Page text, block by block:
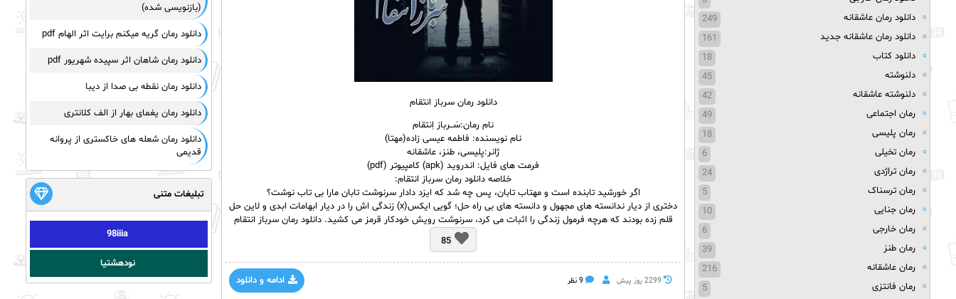
دانلود رمان سرباز انتقام
نام رمان:سَــرباز اِنتقام
نام نویسنده: فاطمه عیسی زاده(مهتا)
ژانر:پلیسی، طنز، عاشقانه
فرمت های فایل: اندروید (apk) کامپیوتر (pdf)
خلاصه دانلود رمان سرباز انتقام:
اگر خورشید تابنده است و مهتاب تابان، پس چه شد که ایزد دادار سرنوشت تابان مارا بی تاب نوشت؟
دختری از دیار ندانسته های مجهول و دانسته های بی راه حل؛ گویی ایکس(x) زندگی اش را در دیار ابهامات ابدی و لاین حل
قلم زده بودند که هرچه فرمول زندگی را اثبات می کرد، سرنوشت رویش خودکار قرمز می کشید. دانلود رمان سرباز انتقام
85
ادامه و دانلود 2299 روز پيش 9 نظر
دانلود رمان عاشقانه
249
دانلود رمان عاشقانه جدید
161
دانلود کتاب
18
دلنوشته
45
دلنوشته عاشقانه
42
رمان اجتماعی
49
رمان پلیسی
18
رمان تخیلی
6
رمان تراژدی
24
رمان ترسناک
5
رمان جنایی
10
رمان خارجی
6
رمان طنز
39
رمان عاشقانه
216
رمان فانتزی
5
(بازنویسی شده)
دانلود رمان گریه میکنم برایت اثر الهام pdf
دانلود رمان شاهان اثر سپیده شهریور pdf
دانلود رمان نقطه بی صدا از دیبا
دانلود رمان یغمای بهار از الف کلانتری
دانلود رمان شعله های خاکستری از پروانه
قدیمی
تبلیغات متنی
98iiia
نودهشتیا